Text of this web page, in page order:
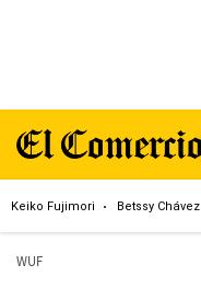
Keiko Fujimori Betssy Chávez
WUF